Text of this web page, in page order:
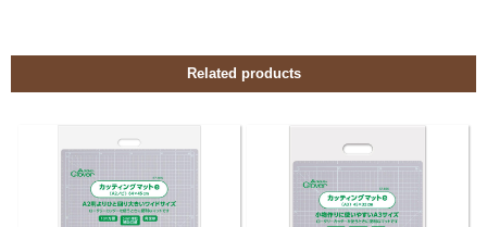
Related products